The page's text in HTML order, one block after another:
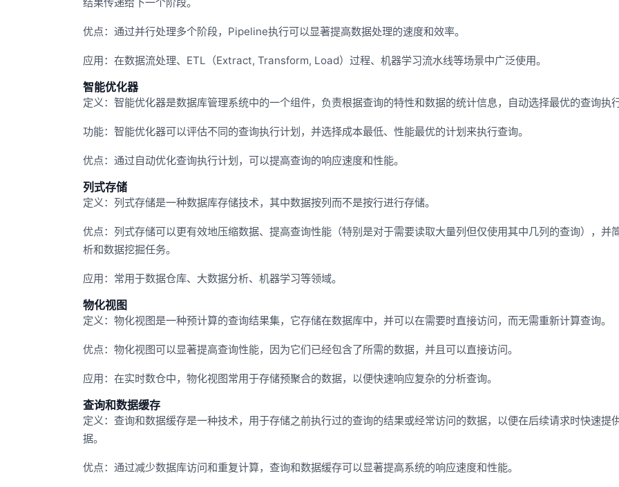
优点：通过并行处理多个阶段，Pipeline执行可以显著提高数据处理的速度和效率。
应用：在数据流处理、ETL（Extract, Transform, Load）过程、机器学习流水线等场景中广泛使用。
智能优化器
定义：智能优化器是数据库管理系统中的一个组件，负责根据查询的特性和数据的统计信息，自动选择最优的查询执行
功能：智能优化器可以评估不同的查询执行计划，并选择成本最低、性能最优的计划来执行查询。
优点：通过自动优化查询执行计划，可以提高查询的响应速度和性能。
列式存储
定义：列式存储是一种数据库存储技术，其中数据按列而不是按行进行存储。
优点：列式存储可以更有效地压缩数据、提高查询性能（特别是对于需要读取大量列但仅使用其中几列的查询），并
析和数据挖掘任务。
应用：常用于数据仓库、大数据分析、机器学习等领域。
物化视图
定义：物化视图是一种预计算的查询结果集，它存储在数据库中，并可以在需要时直接访问，而无需重新计算查询。
优点：物化视图可以显著提高查询性能，因为它们已经包含了所需的数据，并且可以直接访问。
应用：在实时数仓中，物化视图常用于存储预聚合的数据，以便快速响应复杂的分析查询。
查询和数据缓存
定义：查询和数据缓存是一种技术，用于存储之前执行过的查询的结果或经常访问的数据，以便在后续请求时快速提
据。
优点：通过减少数据库访问和重复计算，查询和数据缓存可以显著提高系统的响应速度和性能。